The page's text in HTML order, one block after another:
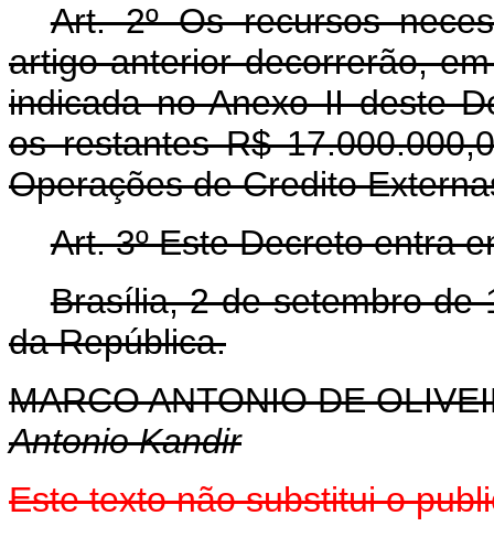
Art. 2º Os recursos
artigo anterior decorrerão,
indicada no Anexo II deste
os restantes R$
Operações de Credito
Art. 3º Este Decreto entra
Brasília, 2 de setembro de
da República.
MARCO ANTONIO DE
Antonio Kandir
Este texto não substitui o